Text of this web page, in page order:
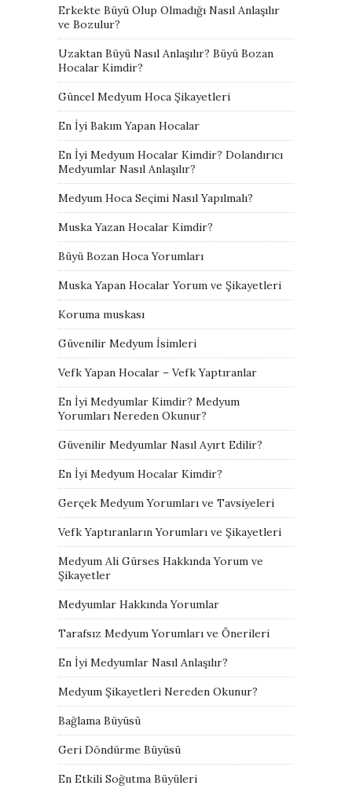
Erkekte Büyü Olup Olmadığı Nasıl Anlaşılır
ve Bozulur?
Uzaktan Büyü Nasıl Anlaşılır? Büyü Bozan
Hocalar Kimdir?
Güncel Medyum Hoca Şikayetleri
En İyi Bakım Yapan Hocalar
En İyi Medyum Hocalar Kimdir? Dolandırıcı
Medyumlar Nasıl Anlaşılır?
Medyum Hoca Seçimi Nasıl Yapılmalı?
Muska Yazan Hocalar Kimdir?
Büyü Bozan Hoca Yorumları
Muska Yapan Hocalar Yorum ve Şikayetleri
Koruma muskası
Güvenilir Medyum İsimleri
Vefk Yapan Hocalar – Vefk Yaptıranlar
En İyi Medyumlar Kimdir? Medyum
Yorumları Nereden Okunur?
Güvenilir Medyumlar Nasıl Ayırt Edilir?
En İyi Medyum Hocalar Kimdir?
Gerçek Medyum Yorumları ve Tavsiyeleri
Vefk Yaptıranların Yorumları ve Şikayetleri
Medyum Ali Gürses Hakkında Yorum ve
Şikayetler
Medyumlar Hakkında Yorumlar
Tarafsız Medyum Yorumları ve Önerileri
En İyi Medyumlar Nasıl Anlaşılır?
Medyum Şikayetleri Nereden Okunur?
Bağlama Büyüsü
Geri Döndürme Büyüsü
En Etkili Soğutma Büyüleri